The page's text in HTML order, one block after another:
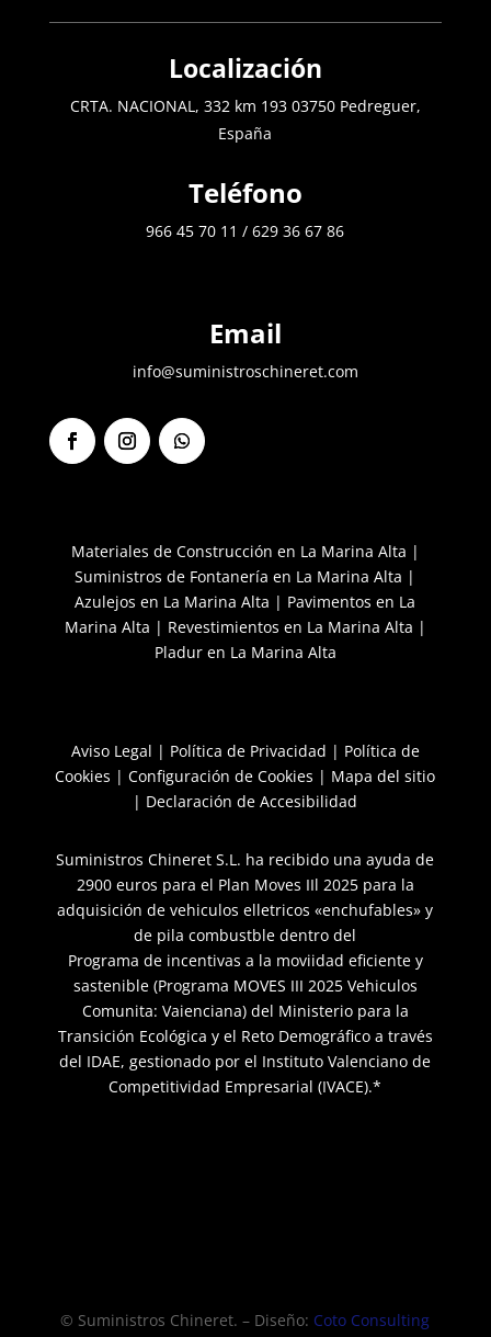
Localización
CRTA. NACIONAL, 332 km 193 03750 Pedreguer,
España
Teléfono
966 45 70 11 / 629 36 67 86
Email
info@suministroschineret.com
FacebookInstagramSeguir
Materiales de Construcción en La Marina Alta |
Suministros de Fontanería en La Marina Alta |
Azulejos en La Marina Alta | Pavimentos en La
Marina Alta | Revestimientos en La Marina Alta |
Pladur en La Marina Alta
Aviso Legal | Política de Privacidad | Política de
Cookies |Configuración de Cookies | Mapa del sitio
| Declaración de Accesibilidad
Suministros Chineret S.L. ha recibido una ayuda de
2900 euros para el Plan Moves IIl 2025 para la
adquisición de vehiculos elletricos «enchufables» y
de pila combustble dentro del
Programa de incentivas a la moviidad eficiente y
sastenible (Programa MOVES III 2025 Vehiculos
Comunita: Vaienciana) del Ministerio para la
Transición Ecológica y el Reto Demográfico a través
del IDAE, gestionado por el Instituto Valenciano de
Competitividad Empresarial (IVACE).*
© Suministros Chineret. – Diseño: Coto Consulting